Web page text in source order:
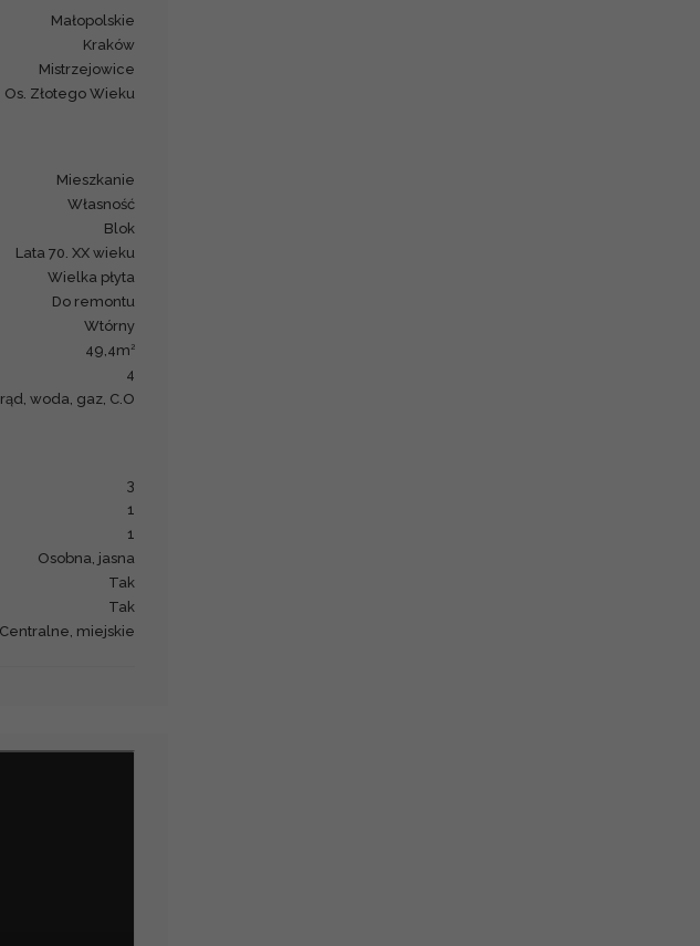
małopolskie
Kraków
Mistrzejowice
os. Złotego Wieku
mieszkanie
Własność
blok
Lata 70. XX wieku
wielka płyta
Do remontu
Wtórny
49,4m2
4
Prąd, woda, gaz, C.O
3
1
1
Osobna, jasna
Tak
Tak
centralne, miejskie